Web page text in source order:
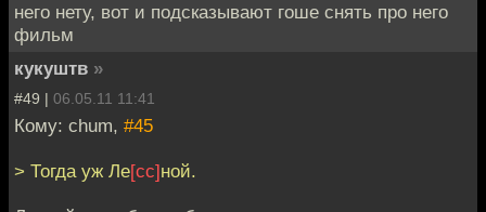
него нету, вот и подсказывают гоше снять про него
фильм
кукуштв »
#49 | 06.05.11 11:41
Кому: chum, #45
> Тогда уж Ле[сс]ной.